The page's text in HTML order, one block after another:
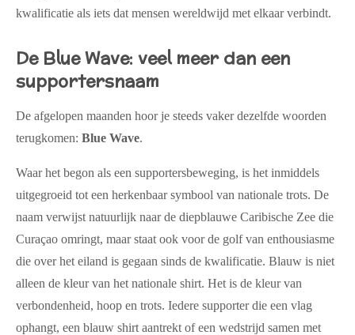
kwalificatie als iets dat mensen wereldwijd met elkaar verbindt.
De Blue Wave: veel meer dan een
supportersnaam
De afgelopen maanden hoor je steeds vaker dezelfde woorden
terugkomen: Blue Wave.
Waar het begon als een supportersbeweging, is het inmiddels
uitgegroeid tot een herkenbaar symbool van nationale trots. De
naam verwijst natuurlijk naar de diepblauwe Caribische Zee die
Curaçao omringt, maar staat ook voor de golf van enthousiasme
die over het eiland is gegaan sinds de kwalificatie. Blauw is niet
alleen de kleur van het nationale shirt. Het is de kleur van
verbondenheid, hoop en trots. Iedere supporter die een vlag
ophangt, een blauw shirt aantrekt of een wedstrijd samen met